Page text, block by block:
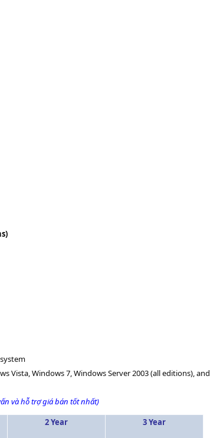
Vista, Windows 7, Windows Server 2003 (all editions),
và hỗ trợ giá bán tốt nhất)
2 Year 3 Year